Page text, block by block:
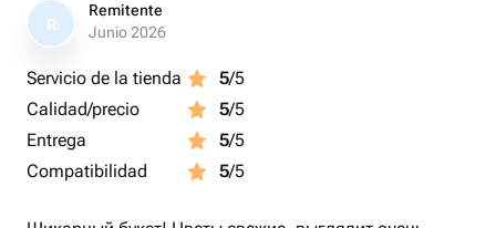
R
Remitente
Junio 2026
Servicio de la tienda 5/5
Calidad/precio
5/5
Entrega
5/5
Compatibilidad
5/5